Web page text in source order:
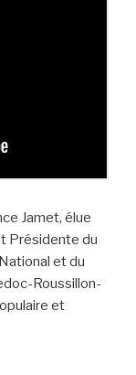
Jamet, élue
Présidente du
et du
Roussillon-
et